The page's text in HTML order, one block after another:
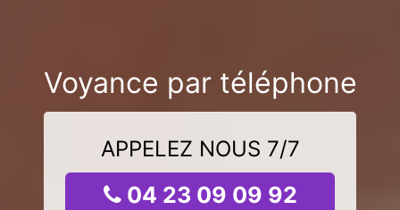
Voyance par téléphone
APPELEZ NOUS 7/7
04 23 09 09 92